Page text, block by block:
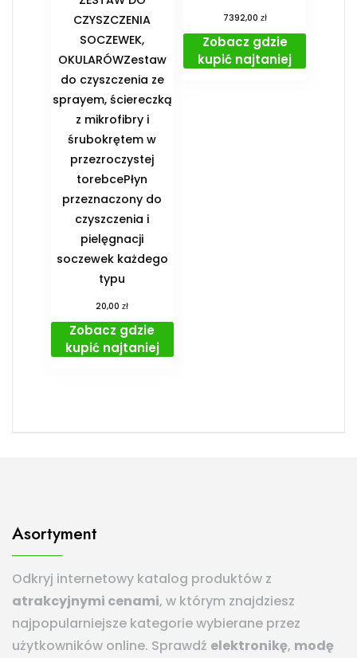
CZYSZCZENIA
SOCZEWEK,
OKULARÓWZestaw
do czyszczenia ze
sprayem, ściereczką
z mikrofibry i
śrubokrętem w
przezroczystej
torebcePłyn
przeznaczony do
czyszczenia i
pielęgnacji
soczewek każdego
typu
20,00zł
Zobacz gdzie
kupić najtaniej
7392,00 zł
Zobacz gdzie
kupić najtaniej
Asortyment
Odkryj internetowy katalog produktów z
atrakcyjnymi cenami, w którym znajdziesz
najpopularniejsze kategorie wybierane przez
użytkowników online. Sprawdź elektronikę, modę